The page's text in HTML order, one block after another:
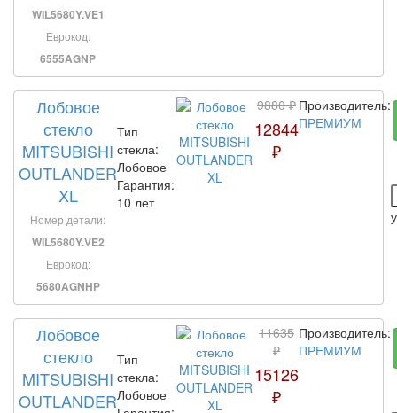
WIL5680Y.VE1
Еврокод:
6555AGNP
Лобовое
стекло
MITSUBISHI
OUTLANDER
XL
Номер детали:
WIL5680Y.VE2
Еврокод:
5680AGNHP
Тип
стекла:
Лобовое
Гарантия:
10 лет
9880 ₽
12844
₽
Производитель:
ПРЕМИУМ
Лобовое
стекло
MITSUBISHI
OUTLANDER
Тип
стекла:
Лобовое
11635
₽
15126
₽
Производитель:
ПРЕМИУМ